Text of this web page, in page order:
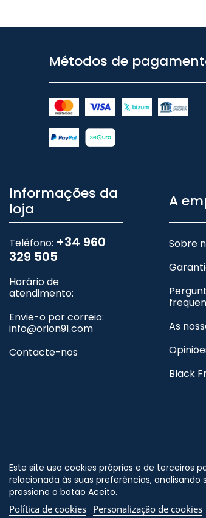
Métodos de
Informações da
loja
Teléfono: +34 960
329 505
Horário de
atendimento:
Envie-o por correio:
info@orion91.com
Contacte-nos
A
Sobre
As
Black
Este site usa cookies próprios e de terceiros
relacionada às suas preferências,
pressione o botão Aceito.
Política de cookies Personalização de cookies
Nos siga no